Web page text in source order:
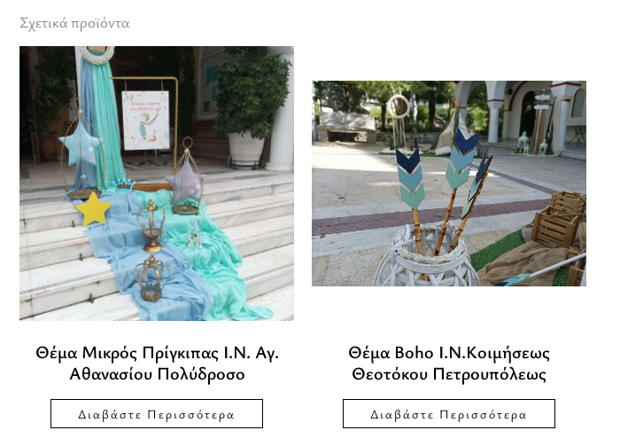
Σχετικά προϊόντα
Θέμα Μικρός Πρίγκιπας Ι.Ν. Αγ.
Αθανασίου Πολύδροσο
Διαβάστε Περισσότερα
Θέμα Boho Ι.Ν.Κοιμήσεως
Θεοτόκου Πετρουπόλεως
Διαβάστε Περισσότερα